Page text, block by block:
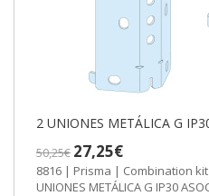
50,25€ 27,25€
8816 | Prisma | Combination kit | Schneider Electric 2